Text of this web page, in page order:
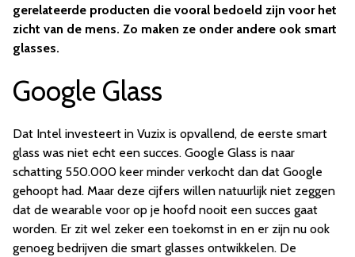
gerelateerde producten die vooral bedoeld zijn voor het
zicht van de mens. Zo maken ze onder andere ook smart
glasses.
Google Glass
Dat Intel investeert in Vuzix is opvallend, de eerste smart
glass was niet echt een succes. Google Glass is naar
schatting 550.000 keer minder verkocht dan dat Google
gehoopt had. Maar deze cijfers willen natuurlijk niet zeggen
dat de wearable voor op je hoofd nooit een succes gaat
worden. Er zit wel zeker een toekomst in en er zijn nu ook
genoeg bedrijven die smart glasses ontwikkelen. De